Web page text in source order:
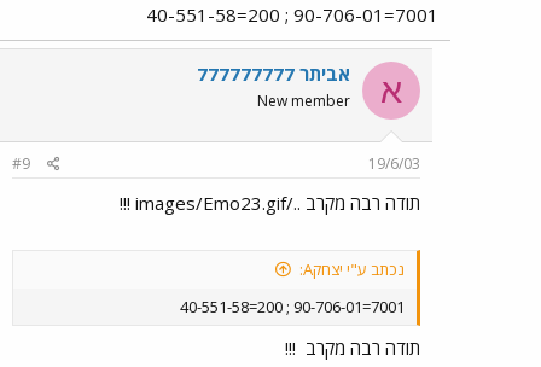
7001=90-706-01 ; 200=40-551-58
א אביתר 777777777
New member
19/6/03
#9
תודה רבה מקרב ../images/Emo23.gif !!!
נכתב ע"י יצחקA:
7001=90-706-01 ; 200=40-551-58
תודה רבה מקרב !!!